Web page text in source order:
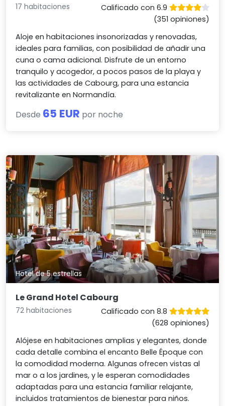
17 habitaciones
Calificado con 6.9
(351 opiniones)
Aloje en habitaciones insonorizadas y renovadas,
ideales para familias, con posibilidad de añadir una
cuna o cama adicional. Disfrute de un entorno
tranquilo y acogedor, a pocos pasos de la playa y
las actividades de Cabourg, para una estancia
revitalizante en Normandía.
Desde 65 EUR por noche
Hotel de 5 estrellas
Le Grand Hotel Cabourg
72 habitaciones
Calificado con 8.8
(628 opiniones)
Alójese en habitaciones amplias y elegantes, donde
cada detalle combina el encanto Belle Époque con
la comodidad moderna. Algunas ofrecen vistas al
mar o a los jardines, y le esperan comodidades
adaptadas para una estancia familiar relajante,
incluidos tratamientos de bienestar para niños.